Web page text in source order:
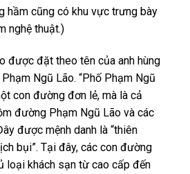
hầm cũng có khu vực trưng bày
nghệ thuật.)
được đặt theo tên của anh hùng
Ngũ Lão. “Phố Phạm Ngũ
con đường đơn lẻ, mà là cả
đường Phạm Ngũ Lão và các
được mệnh danh là “thiên
bụi”. Tại đây, các con đường
loại khách sạn từ cao cấp đến